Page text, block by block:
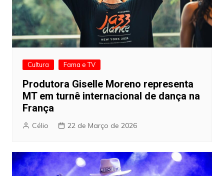
Cultura Fama e TV
Produtora Giselle Moreno representa
MT em turnê internacional de dança na
França
Célio 22 de Março de 2026